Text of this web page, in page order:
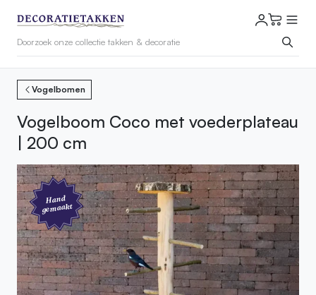
Vogelbomen
Vogelboom Coco met voederplateau
| 200 cm
Hand
gemaakt